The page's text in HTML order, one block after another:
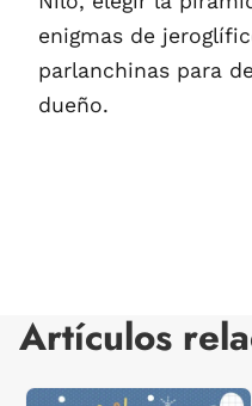
enigmas de
parlanchinas para
dueño.
Artículos